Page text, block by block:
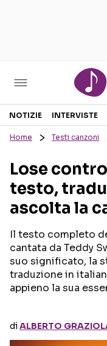
Sezioni
RECENSIONI
INTERVISTE
GOSSIP E
NOTIZIE INTERVISTE
Home Testi canzoni
Lose
testo,
ascolta la
Il testo completo
cantata da Teddy
suo significato, la
traduzione in
appieno la sua
diALBERTO